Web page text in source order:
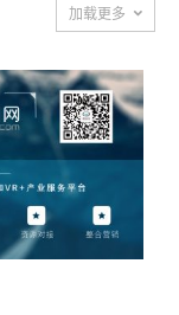
加载更多